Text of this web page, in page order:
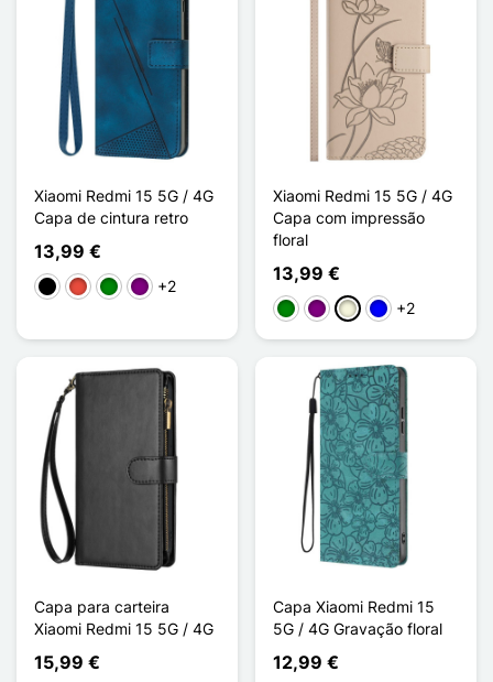
Xiaomi Redmi 15 5G / 4G
Capa de cintura retro
13,99 €
PretoVermelho
VerdePúrpura
+2
Xiaomi Redmi 15 5G / 4G
Capa com impressão
floral
13,99 €
VerdePúrpura
BegeAzul+2
Capa para carteira
Xiaomi Redmi 15 5G / 4G
15,99 €
Capa Xiaomi Redmi 15
5G / 4G Gravação floral
12,99 €